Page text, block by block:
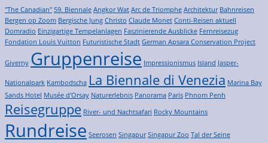
"The Canadian" 59. Biennale Angkor Wat Arc de Triomphe Architektur Bahnreisen
Bergen op Zoom Bergische Jung Christo Claude Monet Conti-Reisen aktuell
Domradio Einzigartige Tempelanlagen Faszinierende Ausblicke Fernreisezug
Fondation Louis Vuitton Futuristische Stadt German Apsara Conservation Project
Giverny Gruppenreise Impressionismus Island Jasper-
Nationalpark Kambodscha La Biennale di Venezia Marina Bay
Sands Hotel Musée d'Orsay Naturerlebnis Panorama Paris Phnom Penh
Reisegruppe River- und Nachtsafari Rocky Mountains
Rundreise Seerosen Singapur Singapur Zoo Tal der Seine